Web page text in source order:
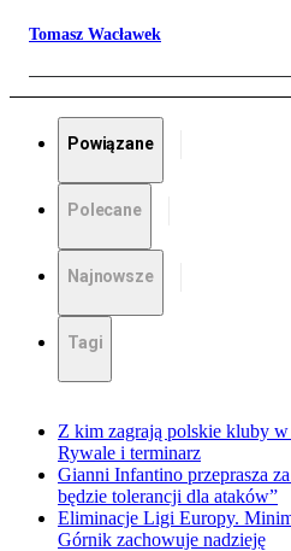
Tomasz Wacławek
Powiązane
Polecane
Najnowsze
Tagi
Z kim zagrają polskie kluby
Rywale i terminarz
Gianni Infantino przeprasza
będzie tolerancji dla ataków”
Eliminacje Ligi Europy.
Górnik zachowuje nadzieję